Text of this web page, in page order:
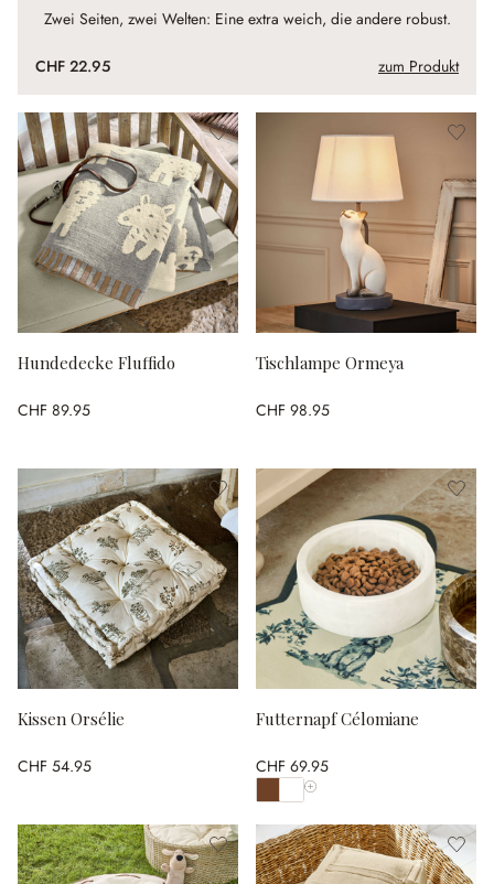
Zwei Seiten, zwei Welten: Eine extra weich, die andere robust.
CHF 22.95 zum Produkt
Hundedecke Fluffido
CHF 89.95
Tischlampe Ormeya
CHF 98.95
Kissen Orsélie
CHF 54.95
Futternapf Célomiane
CHF 69.95
Alle Farben anzeigen